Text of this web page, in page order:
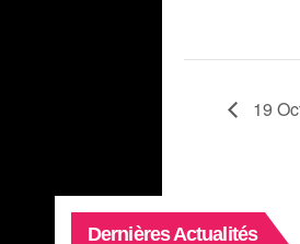
19
Dernières Actualités